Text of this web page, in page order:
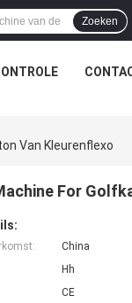
Zoeken
Van Kleurenflexo
For
China
Hh
CE